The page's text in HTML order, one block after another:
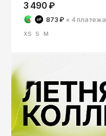
3 490 ₽
873 ₽ × 4платежа
XS S M